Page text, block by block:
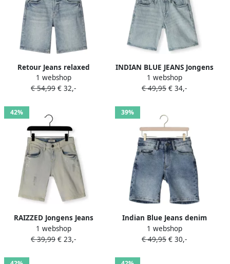
Retour Jeans relaxed
regular waist short medium
blue denim
1 webshop
€ 54,99 € 32,-
INDIAN BLUE JEANS Jongens
Jeans Wide Denim Short
Light Jeans Lichtblauw
1 webshop
€ 49,95 € 34,-
42%
RAIZZED Jongens Jeans
Oregon Crafted Lichtblauw
1 webshop
€ 39,99 € 23,-
39%
Indian Blue Jeans denim
wide leg regular waist
short medium blue denim
1 webshop
€ 49,95 € 30,-